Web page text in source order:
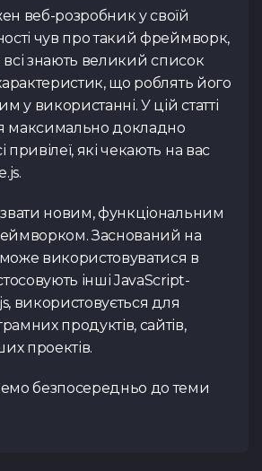
Тест Java Spring
Тест з
Тест з Java
(основи)
Тест з
веб-розробник у своїй
чув про такий фреймворк,
всі знають великий список
що роблять його
у використанні. У цій статті
максимально докладно
привілеї, які чекають на вас
новим, функціональним
Заснований на
використовуватися в
інші JavaScript-
використовується для
продуктів, сайтів,
проектів.
безпосередньо до теми
Коментар
Резюме (.pdf,.docs,.doc)
Переважний курс
Посилання на ваш
Дякую!
прийнято
Протягом 3-5 днів
наш менеджер
деталей та
Курс
Увага! Даний курс
не
реєстрації. За
на сайті, у
Увага! Даний
учасниками,
до відкриття
оновленнями